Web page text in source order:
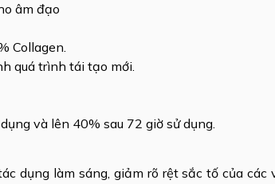
âm đạo
Collagen.
quá trình tái tạo mới.
và lên 40% sau 72 giờ sử dụng.
dụng làm sáng, giảm rõ rệt sắc tố của